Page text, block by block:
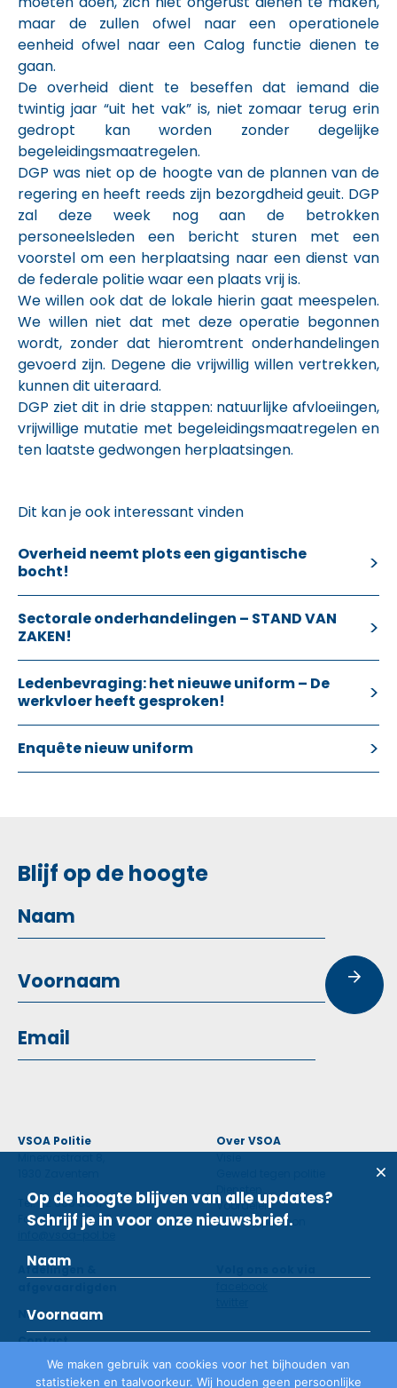
maar de zullen ofwel naar een operationele
eenheid ofwel naar een Calog functie dienen te
gaan.
De overheid dient te beseffen dat iemand die
twintig jaar “uit het vak” is, niet zomaar terug erin
gedropt kan worden zonder degelijke
begeleidingsmaatregelen.
DGP was niet op de hoogte van de plannen van de
regering en heeft reeds zijn bezorgdheid geuit. DGP
zal deze week nog aan de betrokken
personeelsleden een bericht sturen met een
voorstel om een herplaatsing naar een dienst van
de federale politie waar een plaats vrij is.
We willen ook dat de lokale hierin gaat meespelen.
We willen niet dat met deze operatie begonnen
wordt, zonder dat hieromtrent onderhandelingen
gevoerd zijn. Degene die vrijwillig willen vertrekken,
kunnen dit uiteraard.
DGP ziet dit in drie stappen: natuurlijke afvloeiingen,
vrijwillige mutatie met begeleidingsmaatregelen en
ten laatste gedwongen herplaatsingen.
Dit kan je ook interessant vinden
Overheid neemt plots een gigantische
bocht!
Sectorale onderhandelingen – STAND VAN
ZAKEN!
Ledenbevraging: het nieuwe uniform – De
werkvloer heeft gesproken!
Enquête nieuw uniform
We maken gebruik van cookies voor het bijhouden van
statistieken en taalvoorkeur. Wij houden geen persoonlijke
Blijf op de hoogte
VSOA Politie
Tel: 02 660 59 11
Fax: 02 660 50 97
info@vsoa-pol.be
Over VSOA
Diensten
Voordelen
Contactpersoon
Afdelingen &
Nieuws
Contact
Op de hoogte blijven van alle updates?
Schrijf je in voor onze nieuwsbrief.